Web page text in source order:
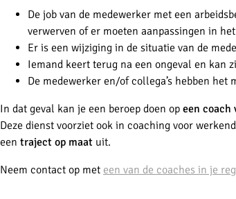
De job van de medewerker met een
verwerven of er moeten aanpassingen in
Er is een wijziging in de situatie van de
Iemand keert terug na een ongeval en kan
De medewerker en/of collega’s hebben
In dat geval kan je een beroep doen op een coach
Deze dienst voorziet ook in coaching voor
een traject op maat uit.
Neem contact op met een van de coaches in je